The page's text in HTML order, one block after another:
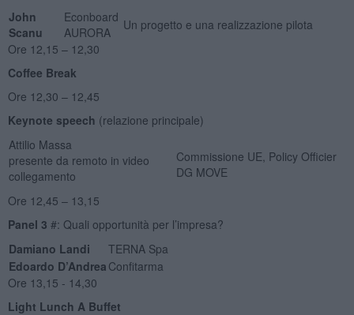
John
Scanu
Econboard
AURORA
Un progetto e una realizzazione pilota
Ore 12,15 – 12,30
Coffee Break
Ore 12,30 – 12,45
Keynote speech (relazione principale)
Attilio Massa
presente da remoto in video
collegamento
Commissione UE, Policy Officier
DG MOVE
Ore 12,45 – 13,15
Panel 3 #: Quali opportunità per l’impresa?
Damiano Landi
TERNA Spa
Edoardo D’Andrea Confitarma
Ore 13,15 - 14,30
Light Lunch A Buffet